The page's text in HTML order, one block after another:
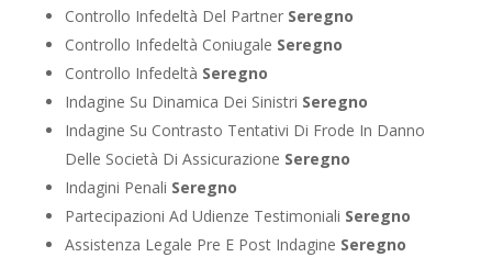
Controllo Infedeltà Del Partner Seregno
Controllo Infedeltà Coniugale Seregno
Controllo Infedeltà Seregno
Indagine Su Dinamica Dei Sinistri Seregno
Indagine Su Contrasto Tentativi Di Frode In Danno
Delle Società Di Assicurazione Seregno
Indagini Penali Seregno
Partecipazioni Ad Udienze Testimoniali Seregno
Assistenza Legale Pre E Post Indagine Seregno